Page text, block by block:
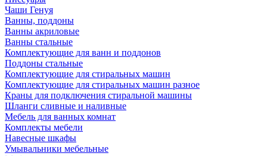
Чаши Генуя
Ванны, поддоны
Ванны акриловые
Ванны стальные
Комплектующие для ванн и поддонов
Поддоны стальные
Комплектующие для стиральных машин
Комплектующие для стиральных машин разное
Краны для подключения стиральной машины
Шланги сливные и наливные
Мебель для ванных комнат
Комплекты мебели
Навесные шкафы
Умывальники мебельные